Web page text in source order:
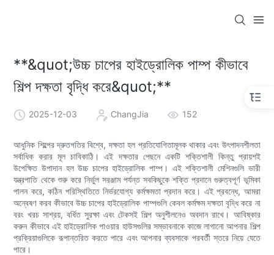
**&quot;উচ্চ চাপের হাইড্রোলিক পাম্প কীভাবে
শিল্প দক্ষতা বৃদ্ধি করে&quot;**
2025-12-03 ChangJia 152
আধুনিক শিল্পের দ্রুতগতির বিশ্বে, দক্ষতা হল প্রতিযোগিতামূলক থাকার এবং উৎপাদনশীলতা
সর্বাধিক করার মূল চাবিকাঠি। এই দক্ষতার পেছনে একটি শক্তিশালী কিন্তু প্রায়শই
উপেক্ষিত উপাদান হল উচ্চ চাপের হাইড্রোলিক পাম্প। এই শক্তিশালী মেশিনগুলি ভারী
যন্ত্রপাতি থেকে শুরু করে নির্ভুল সরঞ্জাম পর্যন্ত সবকিছুকে শক্তি প্রদানে গুরুত্বপূর্ণ ভূমিকা
পালন করে, কঠিন পরিস্থিতিতে নির্ভরযোগ্য কর্মক্ষমতা প্রদান করে। এই প্রবন্ধে, আমরা
অন্বেষণ করব কীভাবে উচ্চ চাপের হাইড্রোলিক পাম্পগুলি কেবল কর্মক্ষম দক্ষতা বৃদ্ধি করে না
বরং খরচ সাশ্রয়, বর্ধিত সুরক্ষা এবং টেকসই শিল্প অনুশীলনেও অবদান রাখে। আবিষ্কার
করুন কীভাবে এই হাইড্রোলিক পাওয়ার হাউসগুলির সম্ভাবনাকে কাজে লাগানো আপনার শিল্প
প্রক্রিয়াগুলিকে রূপান্তরিত করতে পারে এবং আপনার ব্যবসাকে পরবর্তী স্তরে নিয়ে যেতে
পারে।